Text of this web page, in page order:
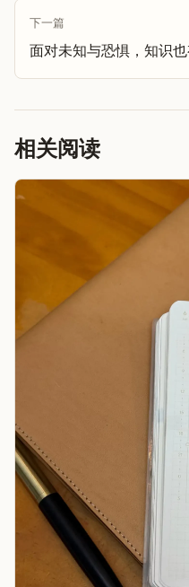
下一篇
面对未知与恐惧，知识也
相关阅读